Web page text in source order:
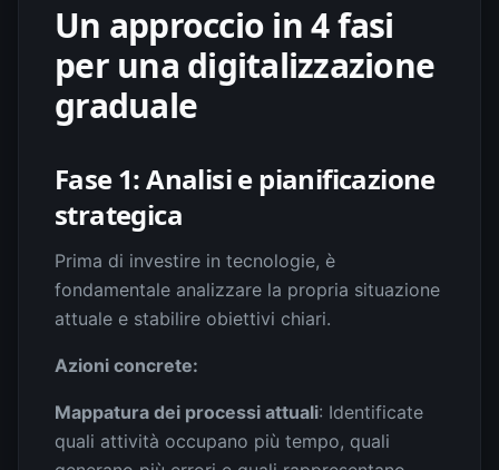
Un approccio in 4 fasi
per una digitalizzazione
graduale
Fase 1: Analisi e pianificazione
strategica
Prima di investire in tecnologie, è
fondamentale analizzare la propria situazione
attuale e stabilire obiettivi chiari.
Azioni concrete:
Mappatura dei processi attuali: Identificate
quali attività occupano più tempo, quali